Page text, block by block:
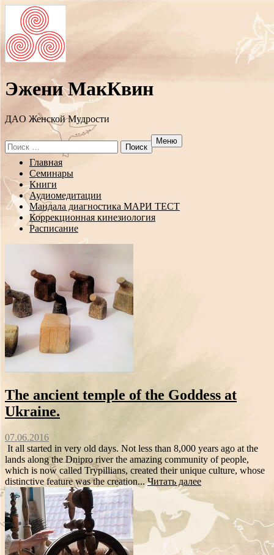
Эжени МакКвин
ДAO Женской Мудрости
Search
for:
Меню
Перейти
содержанию
Главная
Семинары
Книги
Аудиомедитации
Мандала диагностика МАРИ ТЕСТ
Коррекционная кинезиология
Расписание
The ancient temple of the Goddess at
Ukraine.
07.06.2016
It all started in very old days. Not less than 8,000 years ago at the
lands along the Dnipro river the amazing community of people,
which is now called Trypillians, created their unique culture, whose
distinctive feature was the creation...Читать далее